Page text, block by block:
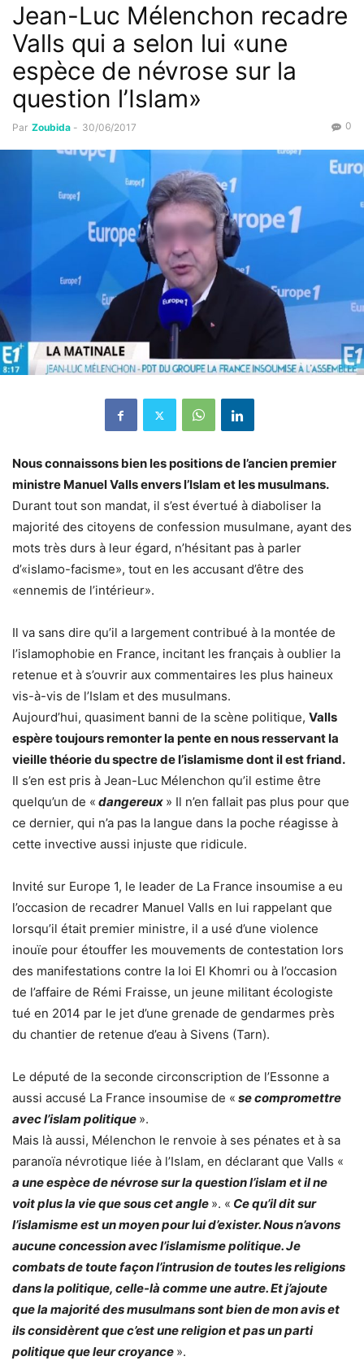
Jean-Luc Mélenchon recadre
Valls qui a selon lui «une
espèce de névrose sur la
question l’Islam»
Par Zoubida - 30/06/2017 0
Nous connaissons bien les positions de l’ancien premier
ministre Manuel Valls envers l’Islam et les musulmans.
Durant tout son mandat, il s’est évertué à diaboliser la
majorité des citoyens de confession musulmane, ayant des
mots très durs à leur égard, n’hésitant pas à parler
d’«islamo-facisme», tout en les accusant d’être des
«ennemis de l’intérieur».
Il va sans dire qu’il a largement contribué à la montée de
l’islamophobie en France, incitant les français à oublier la
retenue et à s’ouvrir aux commentaires les plus haineux
vis-à-vis de l’Islam et des musulmans.
Aujourd’hui, quasiment banni de la scène politique, Valls
espère toujours remonter la pente en nous resservant la
vieille théorie du spectre de l’islamisme dont il est friand.
Il s’en est pris à Jean-Luc Mélenchon qu’il estime être
quelqu’un de « dangereux » Il n’en fallait pas plus pour que
ce dernier, qui n’a pas la langue dans la poche réagisse à
cette invective aussi injuste que ridicule.
Invité sur Europe 1, le leader de La France insoumise a eu
l’occasion de recadrer Manuel Valls en lui rappelant que
lorsqu’il était premier ministre, il a usé d’une violence
inouïe pour étouffer les mouvements de contestation lors
des manifestations contre la loi El Khomri ou à l’occasion
de l’affaire de Rémi Fraisse, un jeune militant écologiste
tué en 2014 par le jet d’une grenade de gendarmes près
du chantier de retenue d’eau à Sivens (Tarn).
Le député de la seconde circonscription de l’Essonne a
aussi accusé La France insoumise de « se compromettre
avec l’islam politique ».
Mais là aussi, Mélenchon le renvoie à ses pénates et à sa
paranoïa névrotique liée à l’Islam, en déclarant que Valls «
a une espèce de névrose sur la question l’islam et il ne
voit plus la vie que sous cet angle ». « Ce qu’il dit sur
l’islamisme est un moyen pour lui d’exister. Nous n’avons
aucune concession avec l’islamisme politique. Je
combats de toute façon l’intrusion de toutes les religions
dans la politique, celle-là comme une autre. Et j’ajoute
que la majorité des musulmans sont bien de mon avis et
ils considèrent que c’est une religion et pas un parti
politique que leur croyance ».